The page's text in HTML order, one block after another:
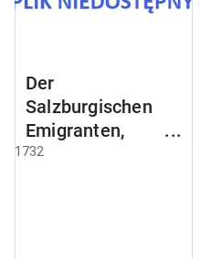
Der
Salzburgischen
Emigranten,
welche nach
1732